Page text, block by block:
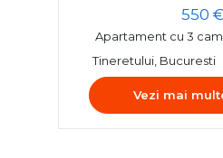
550
Apartament cu 3
Tineretului, Bucuresti
Vezi mai